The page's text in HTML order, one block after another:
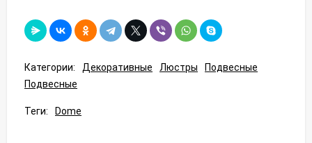
Категории: Декоративные Люстры
Подвесные
Подвесные
Теги: Dome